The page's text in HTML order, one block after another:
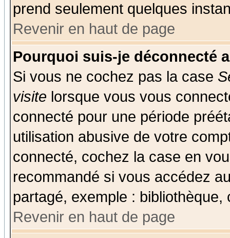
prend seulement quelques
Revenir en haut de page
Pourquoi suis-je déconnecté
Si vous ne cochez pas la case
visite lorsque vous vous
connecté pour une période
utilisation abusive de votre
connecté, cochez la case en
recommandé si vous accédez
partagé, exemple :
Revenir en haut de page